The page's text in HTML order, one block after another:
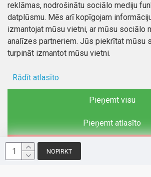
NOPIRKT
Mans profils
Mans profils
Pasūtījumi
Kontakti
Autortiesības © 2026,
reklāmas, nodrošinātu sociālo mediju
datplūsmu. Mēs arī kopīgojam
izmantojat mūsu vietni, ar mūsu sociālo
analīzes partneriem. Jūs piekrītat mūsu
turpināt izmantot mūsu vietni.
Rādīt atlasīto
Reklāmas personalizēšana
Pieņemt visu
Pieņemt atlasīto